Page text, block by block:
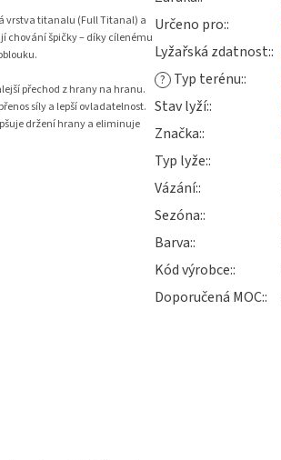
vrstva titanalu (Full Titanal) a
chování špičky – díky cílenému
přechod z hrany na hranu.
síly a lepší ovladatelnost.
držení hrany a eliminuje
Určeno pro:
Lyžařská zdatnost:
? Typ terénu:
Stav lyží:
Značka:
Typ lyže:
Vázání:
Sezóna:
Barva:
Kód výrobce:
Doporučená MOC: